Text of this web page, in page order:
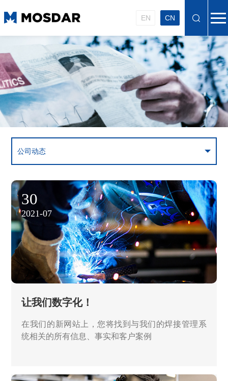
EN CN
公司动态
30
2021-07
让我们数字化！
在我们的新网站上，您将找到与我们的焊接管理系
统相关的所有信息、事实和客户案例